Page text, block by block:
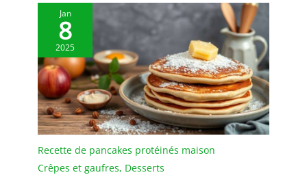
chocolat silicone est
facile à remplir, à lisser
et à ranger après
utilisation. Que ce soit
comme moule tablette
chocolat, moule praline
ou moule silicone
pâtisserie, le lot de 2 aide
à préparer des portions
régulières et à présenter
un chocolat Dubai
maison plus élégant.
Jan
8
2025
Recette de pancakes protéinés maison
Crêpes et gaufres, Desserts